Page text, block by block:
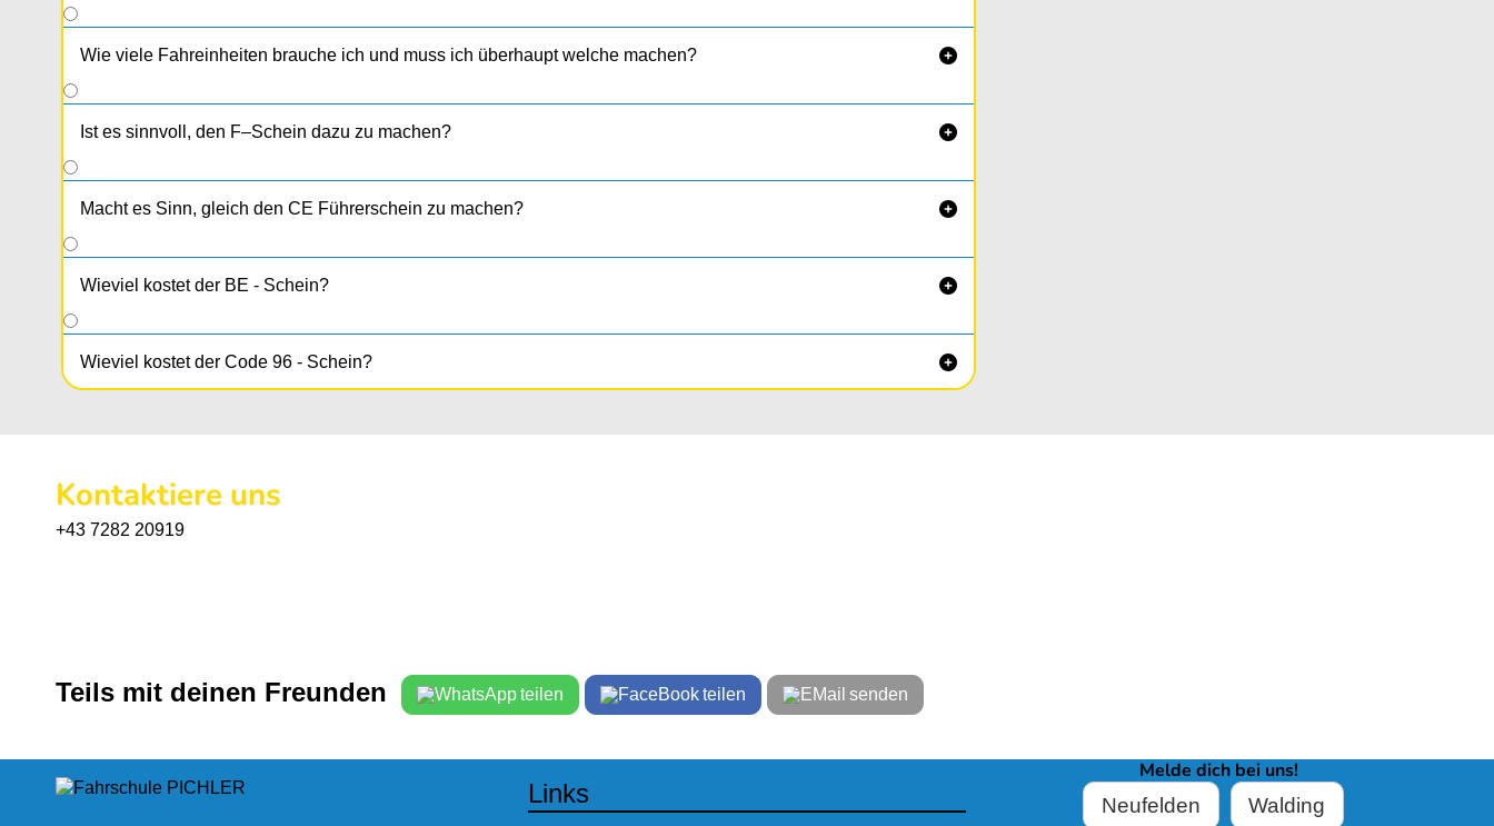
Wie viele Fahreinheiten brauche ich und muss ich überhaupt welche machen? 
Ist es sinnvoll, den F–Schein dazu zu machen? 
Macht es Sinn, gleich den CE Führerschein zu machen? 
Wieviel kostet der BE - Schein? 
Wieviel kostet der Code 96 - Schein? 
Kontaktiere uns
+43 7282 20919
Teils mit deinen Freunden teilen teilen senden
Links
Melde dich bei uns!
Neufelden Walding